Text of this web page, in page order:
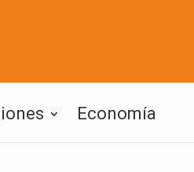
Economía